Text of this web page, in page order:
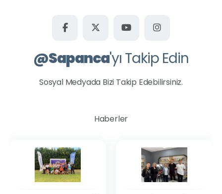
@Sapanca'yı Takip Edin
Sosyal Medyada Bizi Takip Edebilirsiniz.
Haberler